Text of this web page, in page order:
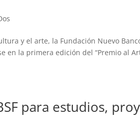
y el arte, la Fundación Nuevo
en la primera edición del “Premio al
para estudios,